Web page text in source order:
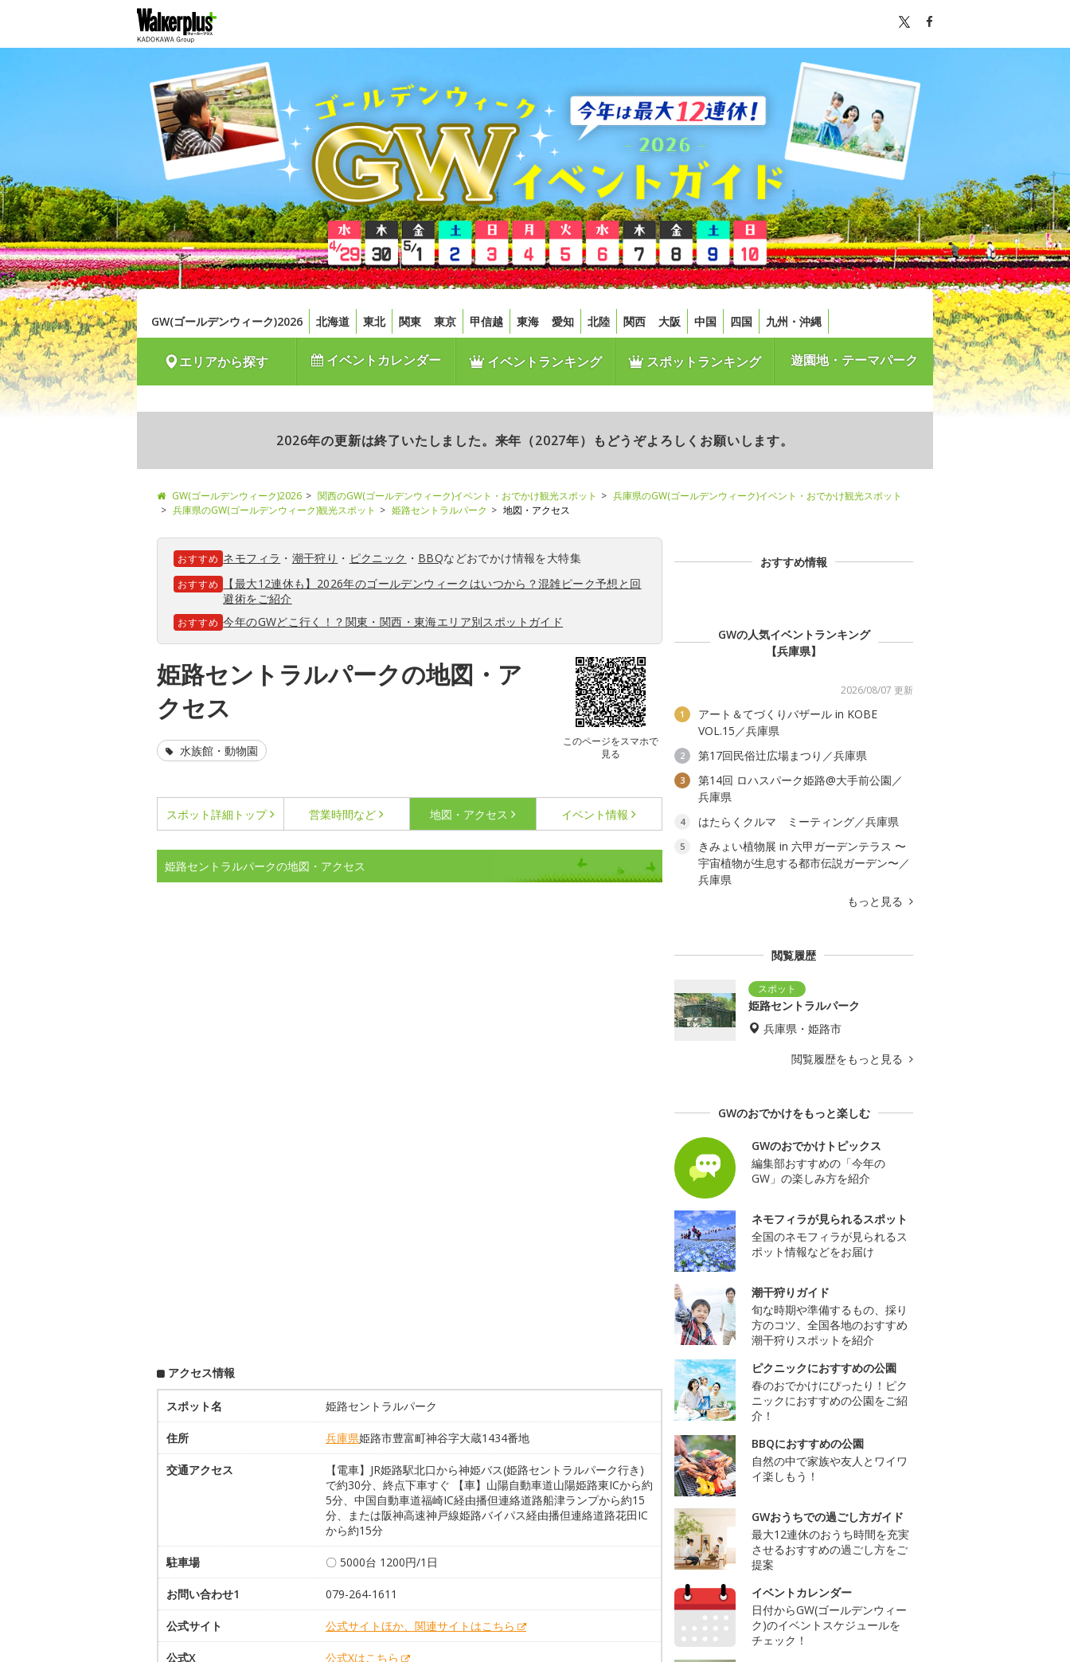
GW(ゴールデンウィーク)2026 北海道 東北 関東 東京 甲信越 東海 愛知 北陸 関西 大阪 中国 四国 九州・沖縄
エリアから探す イベントカレンダー イベントランキング スポットランキング 遊園地・テーマパーク
2026年の更新は終了いたしました。来年（2027年）もどうぞよろしくお願いします。
GW(ゴールデンウィーク)2026 関西のGW(ゴールデンウィーク)イベント・おでかけ観光スポット
兵庫県のGW(ゴールデンウィーク)イベント・おでかけ観光スポット
兵庫県のGW(ゴールデンウィーク)観光スポット
姫路セントラルパーク 地図・アクセス
おすすめ ネモフィラ ・ 潮干狩り ・ ピクニック ・ BBQなどおでかけ情報を大特集
おすすめ
【最大12連休も】2026年のゴールデンウィークはいつから？混雑ピーク予想と回
避術をご紹介
おすすめ 今年のGWどこ行く！？関東・関西・東海エリア別スポットガイド
姫路セントラルパークの地図・ア
クセス
このページをスマホで
見る
水族館・動物園
スポット詳細 トップ 営業時間など 地図・アクセス イベント情報
姫路セントラルパークの地図・アクセス
アクセス情報
スポット名 姫路セントラルパーク
住所 兵庫県姫路市豊富町神谷字大蔵1434番地
交通アクセス
【電車】JR姫路駅北口から神姫バス(姫路セントラルパーク行き)
で約30分、終点下車すぐ 【車】山陽自動車道山陽姫路東ICから約
5分、中国自動車道福崎IC経由播但連絡道路船津ランプから約15
分、または阪神高速神戸線姫路バイパス経由播但連絡道路花田IC
から約15分
駐車場 〇 5000台 1200円/1日
お問い合わせ1 079-264-1611
公式サイト 公式サイトほか、関連サイトはこちら
公式X 公式Xはこちら
おすすめ情報
GWの人気イベントランキング
【兵庫県】
2026/08/07 更新
1
アート＆てづくりバザール in KOBE
VOL.15／兵庫県
2 第17回民俗辻広場まつり／兵庫県
3
第14回 ロハスパーク姫路@大手前公園／
兵庫県
4 はたらくクルマ ミーティング／兵庫県
5
きみょい植物展 in 六甲ガーデンテラス 〜
宇宙植物が生息する都市伝説ガーデン〜／
兵庫県
もっと見る
閲覧履歴
姫路セントラルパーク
兵庫県・姫路市
閲覧履歴をもっと見る
GWのおでかけをもっと楽しむ
GWのおでかけトピックス
編集部おすすめの「今年の
GW」の楽しみ方を紹介
ネモフィラが見られるスポット
全国のネモフィラが見られるス
ポット情報などをお届け
潮干狩りガイド
旬な時期や準備するもの、採り
方のコツ、全国各地のおすすめ
潮干狩りスポットを紹介
ピクニックにおすすめの公園
春のおでかけにぴったり！ピク
ニックにおすすめの公園をご紹
介！
BBQにおすすめの公園
自然の中で家族や友人とワイワ
イ楽しもう！
GWおうちでの過ごし方ガイド
最大12連休のおうち時間を充実
させるおすすめの過ごし方をご
提案
イベントカレンダー
日付からGW(ゴールデンウィー
ク)のイベントスケジュールを
チェック！